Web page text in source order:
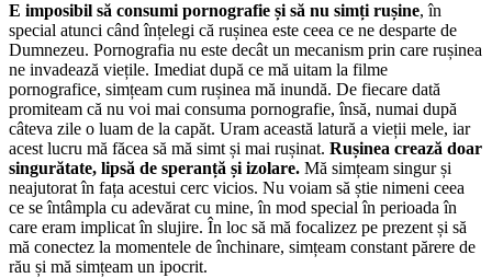
E imposibil să consumi pornografie și să nu simți rușine, în
special atunci când înțelegi că rușinea este ceea ce ne desparte de
Dumnezeu. Pornografia nu este decât un mecanism prin care rușinea
ne invadează viețile. Imediat după ce mă uitam la filme
pornografice, simțeam cum rușinea mă inundă. De fiecare dată
promiteam că nu voi mai consuma pornografie, însă, numai după
câteva zile o luam de la capăt. Uram această latură a vieții mele, iar
acest lucru mă făcea să mă simt și mai rușinat. Rușinea crează doar
singurătate, lipsă de speranță și izolare. Mă simțeam singur și
neajutorat în fața acestui cerc vicios. Nu voiam să știe nimeni ceea
ce se întâmpla cu adevărat cu mine, în mod special în perioada în
care eram implicat în slujire. În loc să mă focalizez pe prezent și să
mă conectez la momentele de închinare, simțeam constant părere de
rău și mă simțeam un ipocrit.